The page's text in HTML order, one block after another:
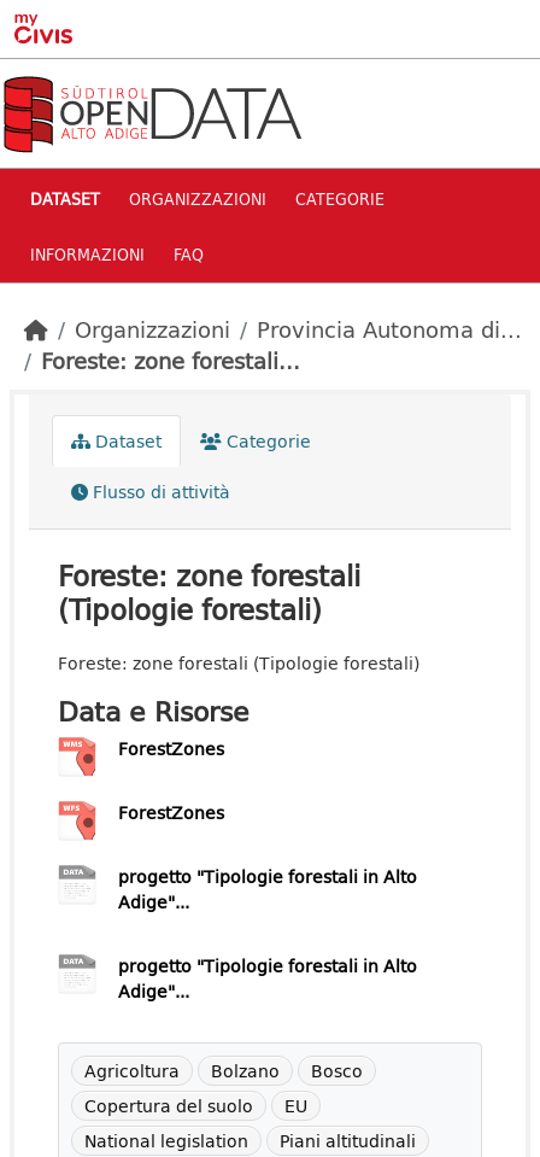
Skip to main content
DATASET ORGANIZZAZIONI CATEGORIE
INFORMAZIONI FAQ
Organizzazioni
Provincia Autonoma di...
Foreste: zone forestali...
Dataset
Categorie
Flusso di attività
Foreste: zone forestali
(Tipologie forestali)
Foreste: zone forestali (Tipologie forestali)
Data e Risorse
ForestZones
ForestZones
progetto "Tipologie forestali in Alto
Adige"...
progetto "Tipologie forestali in Alto
Adige"...
Agricoltura Bolzano
Bosco
Copertura del suolo
EU
National legislation
Piani altitudinali